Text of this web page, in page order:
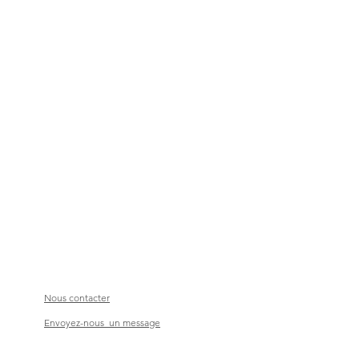
Nous contacter
Envoyez-nous un message